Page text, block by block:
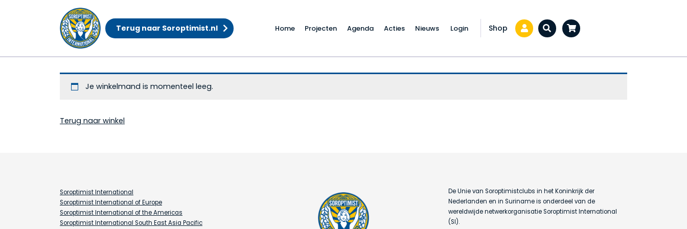
Terug naar Soroptimist.nl Home Projecten Agenda Acties Nieuws Login Shop Zoeken...
Winkelwagen
Je winkelmand is momenteel leeg.
Terug naar winkel
Soroptimist International
Soroptimist International of Europe
Soroptimist International of the Americas
Soroptimist International South East Asia Pacific
De Unie van Soroptimistclubs in het Koninkrijk der
Nederlanden en in Suriname is onderdeel van de
wereldwijde netwerkorganisatie Soroptimist International
(SI).